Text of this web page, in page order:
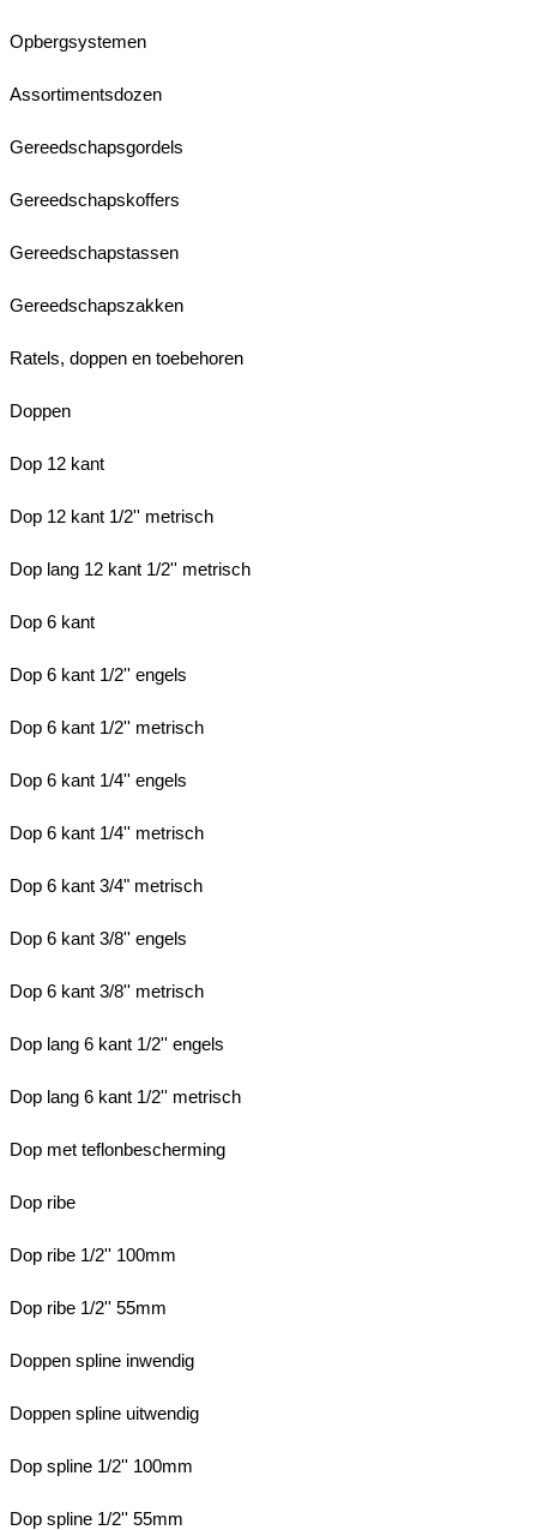
Opbergsystemen
Assortimentsdozen
Gereedschapsgordels
Gereedschapskoffers
Gereedschapstassen
Gereedschapszakken
Ratels, doppen en toebehoren
Doppen
Dop 12 kant
Dop 12 kant 1/2'' metrisch
Dop lang 12 kant 1/2'' metrisch
Dop 6 kant
Dop 6 kant 1/2'' engels
Dop 6 kant 1/2'' metrisch
Dop 6 kant 1/4'' engels
Dop 6 kant 1/4'' metrisch
Dop 6 kant 3/4" metrisch
Dop 6 kant 3/8'' engels
Dop 6 kant 3/8'' metrisch
Dop lang 6 kant 1/2'' engels
Dop lang 6 kant 1/2'' metrisch
Dop met teflonbescherming
Dop ribe
Dop ribe 1/2'' 100mm
Dop ribe 1/2'' 55mm
Doppen spline inwendig
Doppen spline uitwendig
Dop spline 1/2'' 100mm
Dop spline 1/2'' 55mm